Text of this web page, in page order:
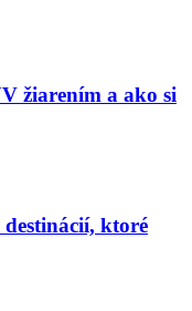
žiarením a ako si
ktoré